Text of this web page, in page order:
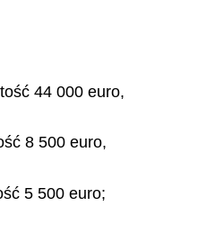
44 000 euro,
8 500 euro,
5 500 euro;